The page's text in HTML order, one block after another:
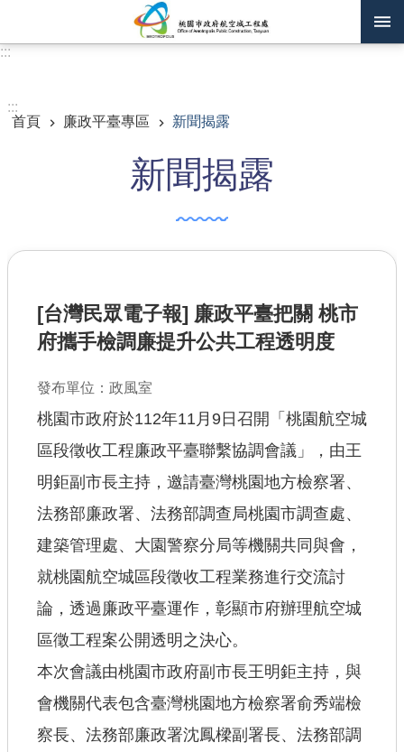
業務資訊
政府公開資訊
查估
工程
回首頁
常見問答
工務局
市政信箱
網站導覽
:::
:::
首頁
廉政平臺專區 新聞揭露
新聞揭露
[台灣民眾電子報] 廉政平臺把關 桃市
府攜手檢調廉提升公共工程透明度
發布單位：政風室
桃園市政府於112年11月9日召開「桃園航空城
區段徵收工程廉政平臺聯繫協調會議」，由王
明鉅副市長主持，邀請臺灣桃園地方檢察署、
法務部廉政署、法務部調查局桃園市調查處、
建築管理處、大園警察分局等機關共同與會，
就桃園航空城區段徵收工程業務進行交流討
論，透過廉政平臺運作，彰顯市府辦理航空城
區徵工程案公開透明之決心。
本次會議由桃園市政府副市長王明鉅主持，與
會機關代表包含臺灣桃園地方檢察署俞秀端檢
察長、法務部廉政署沈鳳樑副署長、法務部調